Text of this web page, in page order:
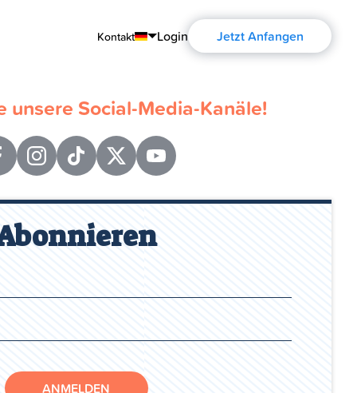
Kontakt
Português
Español
Français
Deutsch
Русский
Login Jetzt Anfangen
unsere Social-Media-Kanäle!
ANMELDEN